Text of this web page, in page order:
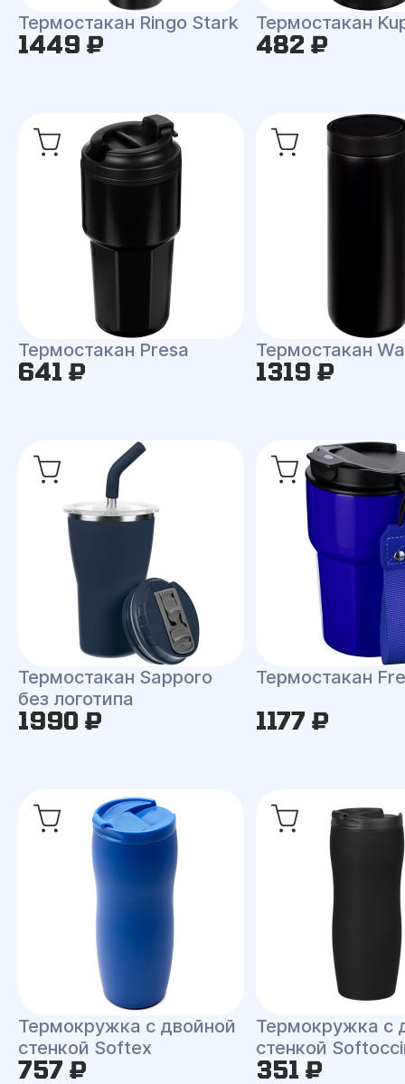
Термостакан Ringo Stark
1449 ₽
Термостакан
482 ₽
Термостакан Presa
641 ₽
Термостакан
1319 ₽
Термостакан Sapporo
без логотипа
1990 ₽
Термостакан
1177 ₽
Термокружка с двойной
стенкой Softex
757 ₽
Термокружка с
стенкой
351 ₽